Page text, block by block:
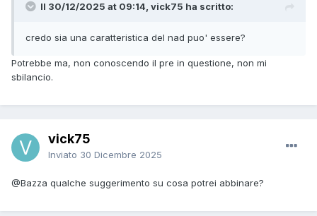
Il 30/12/2025 at 09:14, vick75 ha scritto:
credo sia una caratteristica del nad puo' essere?
Potrebbe ma, non conoscendo il pre in questione, non mi
sbilancio.
vick75
Inviato 30 Dicembre 2025
@Bazza qualche suggerimento su cosa potrei abbinare?